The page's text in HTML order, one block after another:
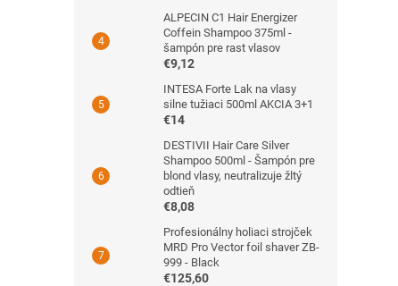
ALPECIN C1 Hair Energizer
Coffein Shampoo 375ml -
šampón pre rast vlasov
€9,12
INTESA Forte Lak na vlasy
silne tužiaci 500ml AKCIA 3+1
€14
DESTIVII Hair Care Silver
Shampoo 500ml - Šampón pre
blond vlasy, neutralizuje žltý
odtieň
€8,08
Profesionálny holiaci strojček
MRD Pro Vector foil shaver ZB-
999 - Black
€125,60